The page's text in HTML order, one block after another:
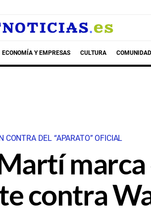
ECONOMÍA Y EMPRESAS CULTURA
DEL “APARATO” OFICIAL
contra